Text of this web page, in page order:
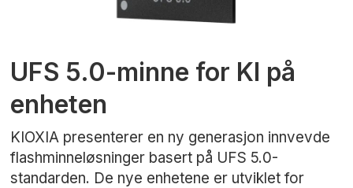
UFS 5.0-minne for KI på
enheten
KIOXIA presenterer en ny generasjon innvevde
flashminneløsninger basert på UFS 5.0-
standarden. De nye enhetene er utviklet for